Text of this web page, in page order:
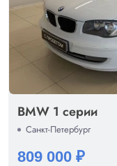
BMW 1 серии
Санкт-Петербург
809 000 ₽